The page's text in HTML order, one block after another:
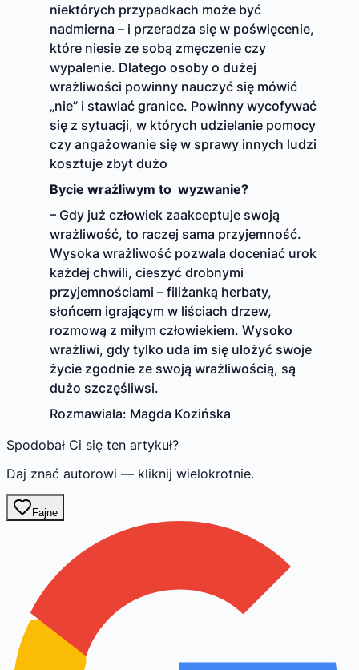
niektórych przypadkach może być
nadmierna – i przeradza się w poświęcenie,
które niesie ze sobą zmęczenie czy
wypalenie. Dlatego osoby o dużej
wrażliwości powinny nauczyć się mówić
„nie” i stawiać granice. Powinny wycofywać
się z sytuacji, w których udzielanie pomocy
czy angażowanie się w sprawy innych ludzi
kosztuje zbyt dużo
Bycie wrażliwym to wyzwanie?
– Gdy już człowiek zaakceptuje swoją
wrażliwość, to raczej sama przyjemność.
Wysoka wrażliwość pozwala doceniać urok
każdej chwili, cieszyć drobnymi
przyjemnościami – filiżanką herbaty,
słońcem igrającym w liściach drzew,
rozmową z miłym człowiekiem. Wysoko
wrażliwi, gdy tylko uda im się ułożyć swoje
życie zgodnie ze swoją wrażliwością, są
dużo szczęśliwsi.
Rozmawiała: Magda Kozińska
Spodobał Ci się ten artykuł?
Daj znać autorowi — kliknij wielokrotnie.
Fajne